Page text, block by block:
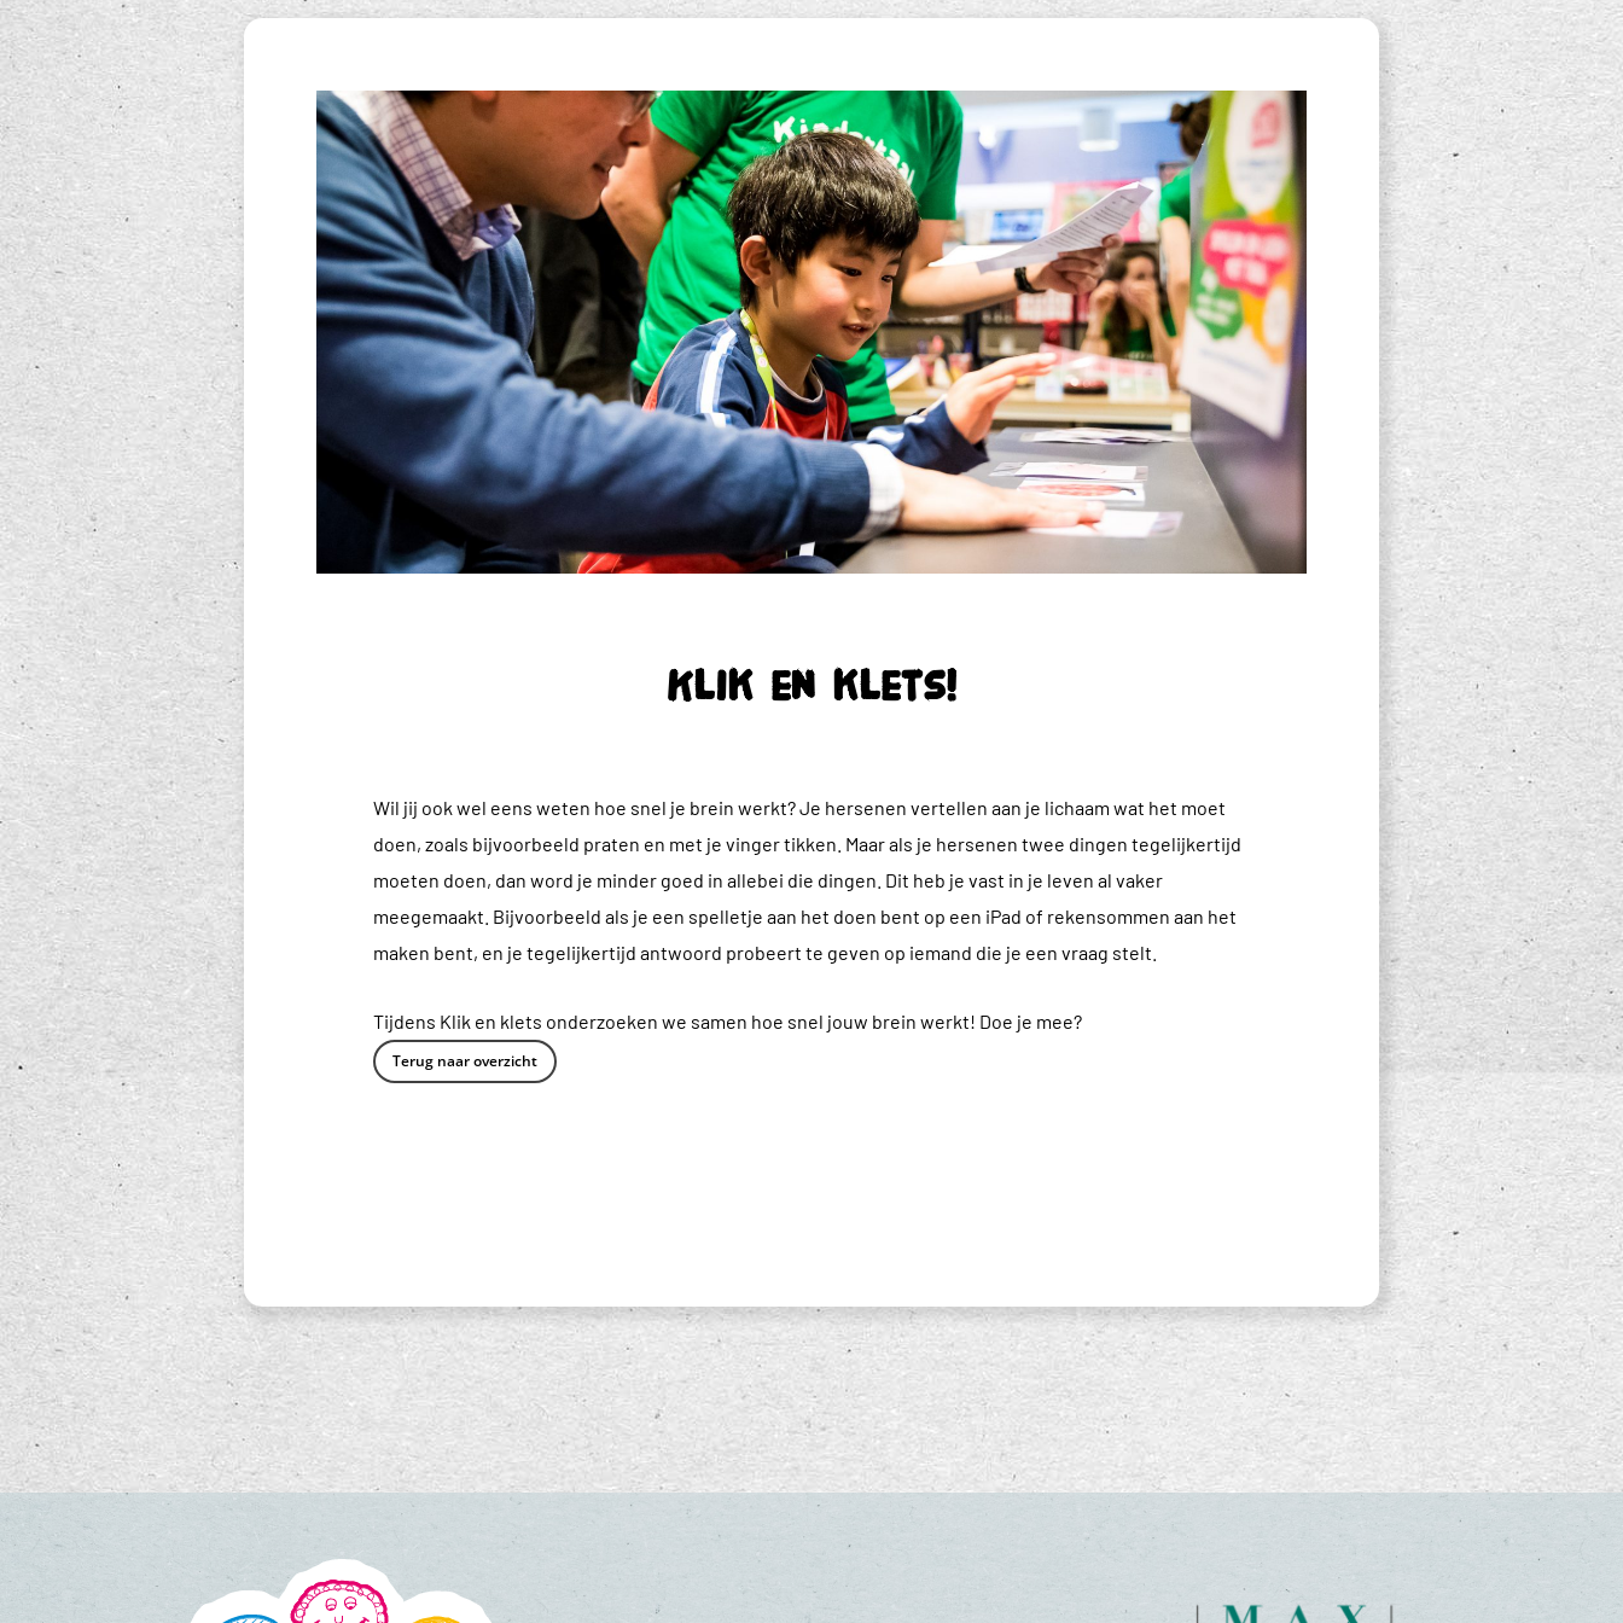
Klik en klets!
Wil jij ook wel eens weten hoe snel je brein werkt? Je hersenen vertellen aan je lichaam wat het moet
doen, zoals bijvoorbeeld praten en met je vinger tikken. Maar als je hersenen twee dingen tegelijkertijd
moeten doen, dan word je minder goed in allebei die dingen. Dit heb je vast in je leven al vaker
meegemaakt. Bijvoorbeeld als je een spelletje aan het doen bent op een iPad of rekensommen aan het
maken bent, en je tegelijkertijd antwoord probeert te geven op iemand die je een vraag stelt.
Tijdens Klik en klets onderzoeken we samen hoe snel jouw brein werkt! Doe je mee?
Terug naar overzicht